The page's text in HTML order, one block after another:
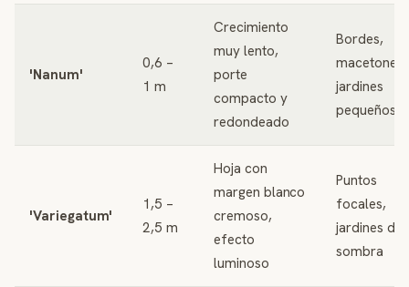
'Nanum'
0,6 –
1 m
Crecimiento
muy lento,
porte
compacto y
redondeado
Bordes,
macetones,
jardines
pequeños
'Variegatum'
1,5 –
2,5 m
Hoja con
margen blanco
cremoso,
efecto
luminoso
Puntos
focales,
jardines de
sombra